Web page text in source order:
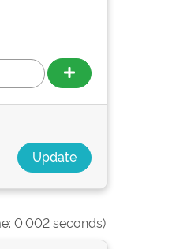
0.002 seconds).